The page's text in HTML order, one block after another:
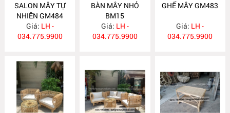
SALON MÂY TỰ
NHIÊN GM484
Giá: LH -
034.775.9900
BÀN MÂY NHỎ
BM15
Giá: LH -
034.775.9900
GHẾ MÂY GM483
Giá: LH -
034.775.9900